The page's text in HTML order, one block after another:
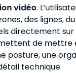
vidéo.
des lignes,
directement sur
de mettre
posture, une
technique.